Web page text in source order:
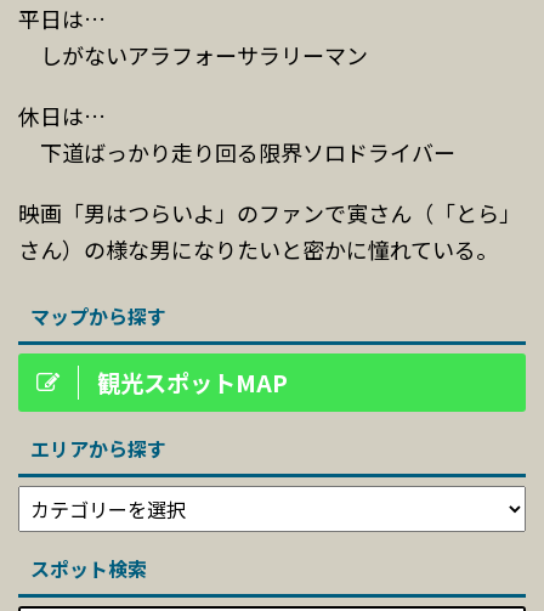
平日は…
しがないアラフォーサラリーマン
休日は…
下道ばっかり走り回る限界ソロドライバー
映画「男はつらいよ」のファンで寅さん（「とら」
さん）の様な男になりたいと密かに憧れている。
マップから探す
観光スポットMAP
エリアから探す
スポット検索